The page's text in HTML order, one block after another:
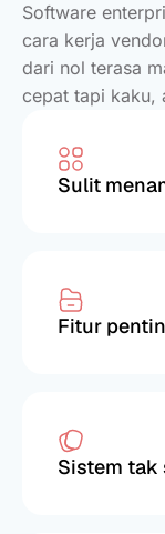
Software
cara kerja
dari nol terasa
cepat tapi kaku,
Sulit
Fitur
Sistem tak